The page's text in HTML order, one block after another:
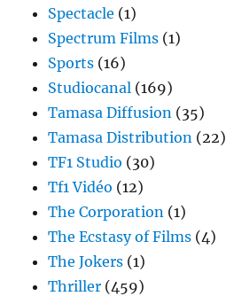
Spectacle (1)
Spectrum Films (1)
Sports (16)
Studiocanal (169)
Tamasa Diffusion (35)
Tamasa Distribution (22)
TF1 Studio (30)
Tf1 Vidéo (12)
The Corporation (1)
The Ecstasy of Films (4)
The Jokers (1)
Thriller (459)